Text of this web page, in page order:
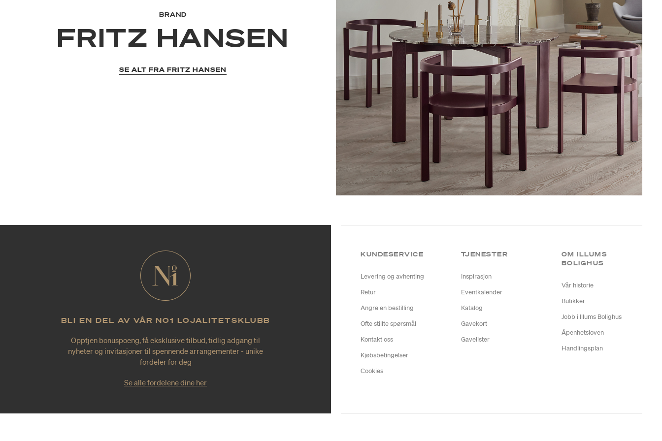
BRAND
FRITZ HANSEN
SE ALT FRA FRITZ HANSEN
BLI EN DEL AV VÅR NO1 LOJALITETSKLUBB
Opptjen bonuspoeng, få eksklusive tilbud, tidlig adgang til
nyheter og invitasjoner til spennende arrangementer - unike
fordeler for deg
Se alle fordelene dine her
KUNDESERVICE
Levering og avhenting
Retur
Angre en bestilling
Ofte stillte spørsmål
Kontakt oss
Kjøbsbetingelser
Cookies
TJENESTER
Inspirasjon
Eventkalender
Katalog
Gavekort
Gavelister
OM ILLUMS
BOLIGHUS
Vår historie
Butikker
Jobb i Illums Bolighus
Åpenhetsloven
Handlingsplan